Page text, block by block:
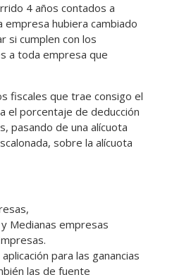
4 años contados a
empresa hubiera cambiado
si cumplen con los
a toda empresa que
fiscales que trae consigo el
el porcentaje de deducción
pasando de una alícuota
sobre la alícuota
Medianas empresas
para las ganancias
las de fuente